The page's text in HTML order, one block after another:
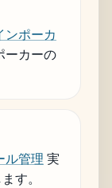
ンポーカ
ーカーの
ル管理 実
す。